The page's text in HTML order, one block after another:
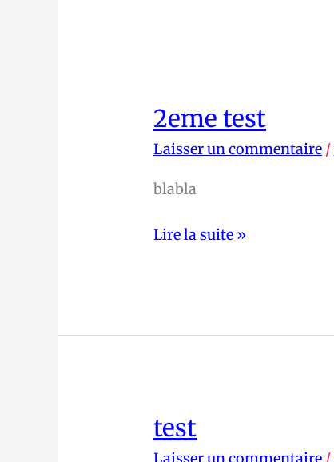
2eme test
Laisser un commentaire /
blabla
2eme
test
Lire la suite »
test
test